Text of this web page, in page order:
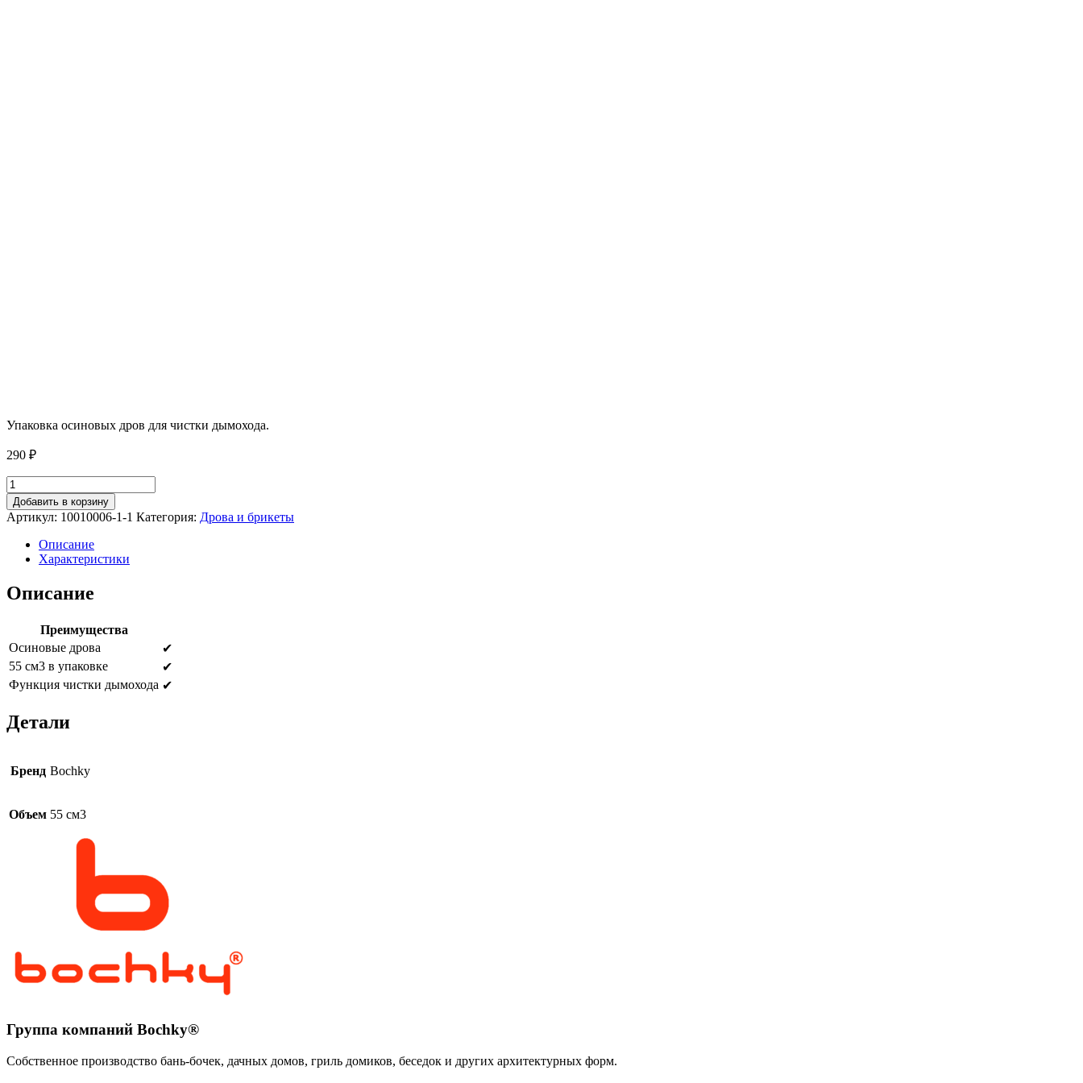
Упаковка осиновых дров для чистки дымохода.
290 ₽
Количество
товара
Дрова
для
чистки
дымохода
осины
Добавить в корзину
Артикул: 10010006-1-1 Категория: Дрова и брикеты
Описание
Характеристики
Описание
Преимущества
Осиновые дрова
✔
55 см3 в упаковке
✔
Функция чистки дымохода ✔
Детали
Бренд Bochky
Объем 55 см3
Группа компаний Bochky®
Собственное производство бань-бочек, дачных домов, гриль домиков, беседок и других архитектурных форм.